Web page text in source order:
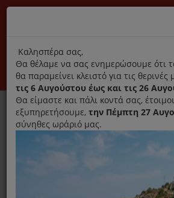
Αποκλειστικά γνήσια ανταλλακτικά
Σύνδεση Εγγραφή
title
Καλησπέρα σας,
Θα θέλαμε να σας ενημερώσουμε ότι
θα παραμείνει κλειστό για τις θερινές
τις 6 Αυγούστου έως και τις 26
Θα είμαστε και πάλι κοντά σας,
εξυπηρετήσουμε, την Πέμπτη 27
σύνηθες ωράριό μας.